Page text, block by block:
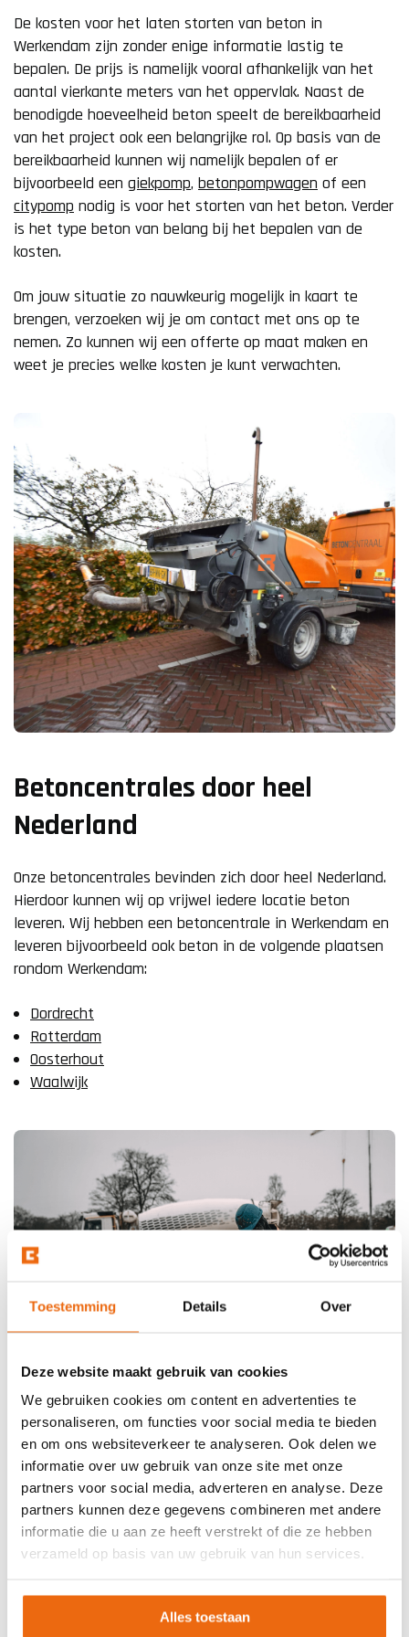
Toestemming Details Over
Deze website maakt gebruik van cookies
We gebruiken cookies om content en advertenties te
personaliseren, om functies voor social media te bieden
en om ons websiteverkeer te analyseren. Ook delen we
informatie over uw gebruik van onze site met onze
partners voor social media, adverteren en analyse. Deze
partners kunnen deze gegevens combineren met andere
informatie die u aan ze heeft verstrekt of die ze hebben
verzameld op basis van uw gebruik van hun services.
Alles toestaan
De kosten voor het laten storten van beton in
Werkendam zijn zonder enige informatie lastig te
bepalen. De prijs is namelijk vooral afhankelijk van het
aantal vierkante meters van het oppervlak. Naast de
benodigde hoeveelheid beton speelt de bereikbaarheid
van het project ook een belangrijke rol. Op basis van de
bereikbaarheid kunnen wij namelijk bepalen of er
bijvoorbeeld een giekpomp, betonpompwagen of een
citypomp nodig is voor het storten van het beton. Verder
is het type beton van belang bij het bepalen van de
kosten.
Om jouw situatie zo nauwkeurig mogelijk in kaart te
brengen, verzoeken wij je om contact met ons op te
nemen. Zo kunnen wij een offerte op maat maken en
weet je precies welke kosten je kunt verwachten.
Betoncentrales door heel
Nederland
Onze betoncentrales bevinden zich door heel Nederland.
Hierdoor kunnen wij op vrijwel iedere locatie beton
leveren. Wij hebben een betoncentrale in Werkendam en
leveren bijvoorbeeld ook beton in de volgende plaatsen
rondom Werkendam:
Dordrecht
Rotterdam
Oosterhout
Waalwijk
Beton laten storten in
Werkendam?
Wil je beton bestellen en het laten storten op jouw
gewenste locatie in Werkendam? Betoncentraal is de